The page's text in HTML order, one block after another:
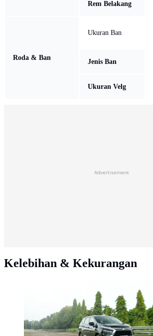
Rem Belakang
Roda & Ban
Ukuran Ban
Jenis Ban
Ukuran Velg
Advertisement
Kelebihan & Kekurangan